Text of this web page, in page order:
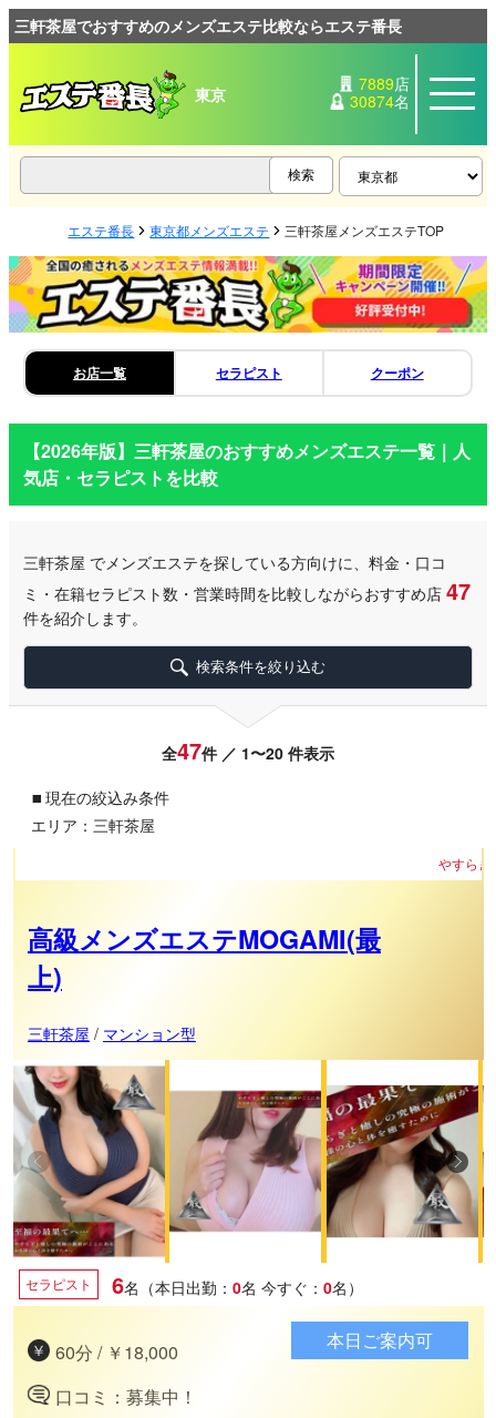
三軒茶屋でおすすめのメンズエステ比較ならエステ番長
東京 7889店
30874名
エステ番長 東京都メンズエステ 三軒茶屋メンズエステTOP
お店一覧 セラピスト クーポン
【2026年版】三軒茶屋のおすすめメンズエステ一覧｜人
気店・セラピストを比較
三軒茶屋 でメンズエステを探している方向けに、料金・口コ
ミ・在籍セラピスト数・営業時間を比較しながらおすすめ店47
件を紹介します。
検索条件を絞り込む
全47件 ／ 1〜20 件表示
▪ 現在の絞込み条件
エリア：三軒茶屋
やすらぎと癒しの究極の施術が
高級メンズエステMOGAMI(最
上)
三軒茶屋 / マンション型
セラピスト 6名（本日出勤： 0名 今すぐ： 0名）
60分 / ￥18,000
口コミ：募集中！
本日ご案内可